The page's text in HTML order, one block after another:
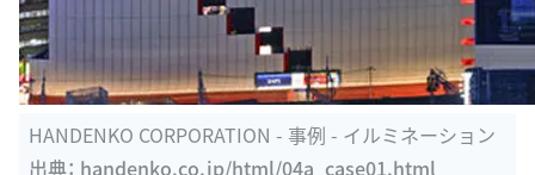
HANDENKO CORPORATION - 事例 - イルミネーション
出典： handenko.co.jp/html/04a_case01.html